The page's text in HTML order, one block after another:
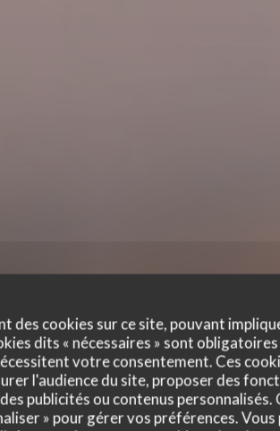
des cookies sur ce site, pouvant
dits « nécessaires » sont
votre consentement. Ces
l'audience du site, proposer des
publicités ou contenus personnalisés.
» pour gérer vos préférences.